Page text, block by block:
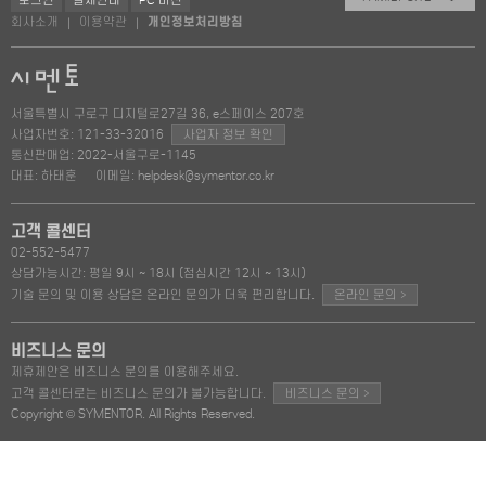
회사소개
이용약관 개인정보처리방침
서울특별시 구로구 디지털로27길 36, e스페이스 207호
사업자번호: 121-33-32016
사업자 정보 확인
통신판매업: 2022-서울구로-1145
대표: 하태훈
이메일: helpdesk@symentor.co.kr
고객 콜센터
02-552-5477
상담가능시간: 평일 9시 ~ 18시 (점심시간 12시 ~ 13시)
기술 문의 및 이용 상담은 온라인 문의가 더욱 편리합니다.
온라인 문의 >
비즈니스 문의
제휴제안은 비즈니스 문의를 이용해주세요.
고객 콜센터로는 비즈니스 문의가 불가능합니다.
비즈니스 문의 >
Copyright © SYMENTOR. All Rights Reserved.